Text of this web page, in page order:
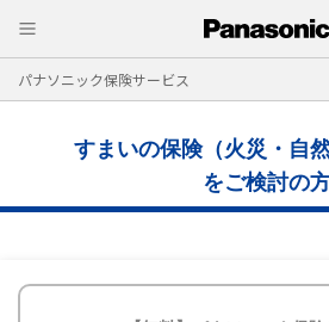
パナソニック保険サービス
すまいの保険（火災・自
をご検討の